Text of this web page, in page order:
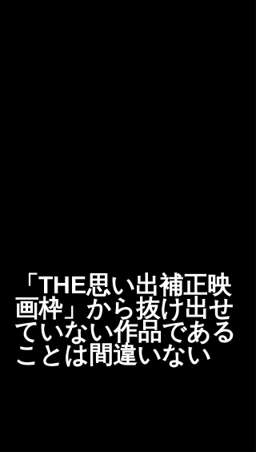
「THE思い出補正映
画枠」から抜け出せ
ていない作品である
ことは間違いない